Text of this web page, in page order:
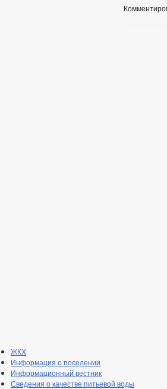
ЖКХ
Информация о поселении
Информационный вестник
Сведения о качестве питьевой воды